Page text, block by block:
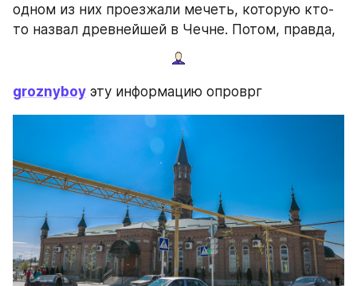
одном из них проезжали мечеть, которую кто-
то назвал древнейшей в Чечне. Потом, правда,
groznyboy эту информацию опроврг